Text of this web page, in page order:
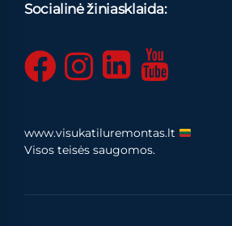
Socialinė žiniasklaida:
www.visukatiluremontas.lt
Visos teisės saugomos.